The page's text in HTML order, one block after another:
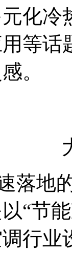
化
等话
。
落地
“节
行业